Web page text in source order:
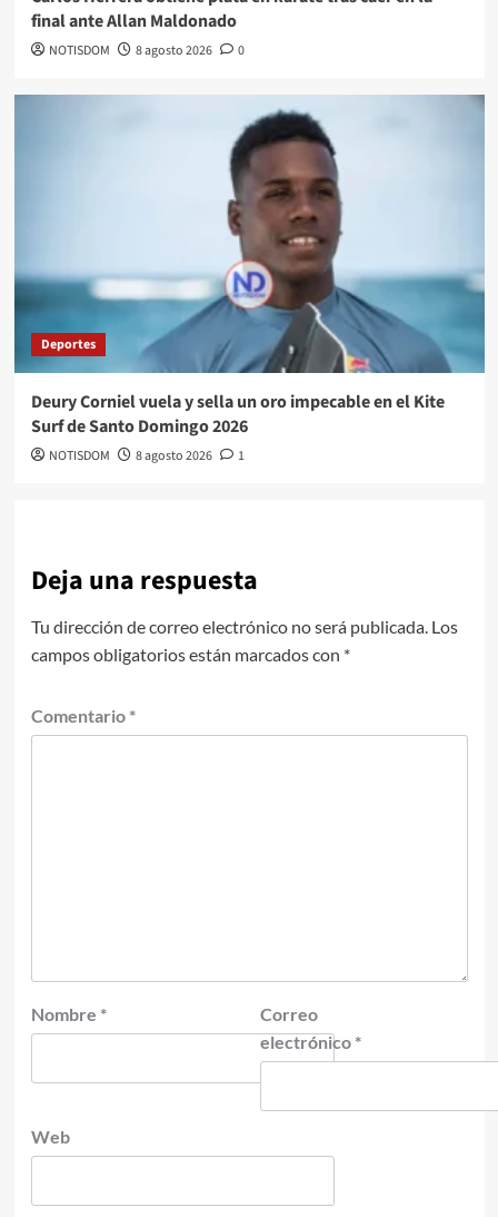
final ante Allan Maldonado
NOTISDOM 8 agosto 2026 0
Deportes
Deury Corniel vuela y sella un oro impecable en el Kite
Surf de Santo Domingo 2026
NOTISDOM 8 agosto 2026 1
Deja una respuesta
Tu dirección de correo electrónico no será publicada. Los
campos obligatorios están marcados con *
Comentario *
Nombre *
Correo
electrónico *
Web